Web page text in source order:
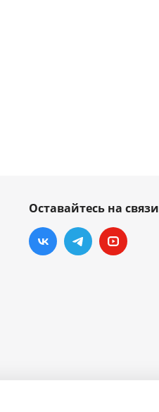
Оставайтесь на связи